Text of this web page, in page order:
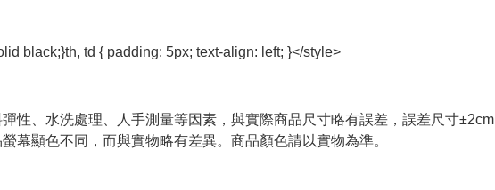
black;}th, td { padding: 5px; text-align: left; }</style>
性、水洗處理、人手測量等因素，與實際商品尺寸略有誤差，誤差尺寸±2cm
幕顯色不同，而與實物略有差異。商品顏色請以實物為準。